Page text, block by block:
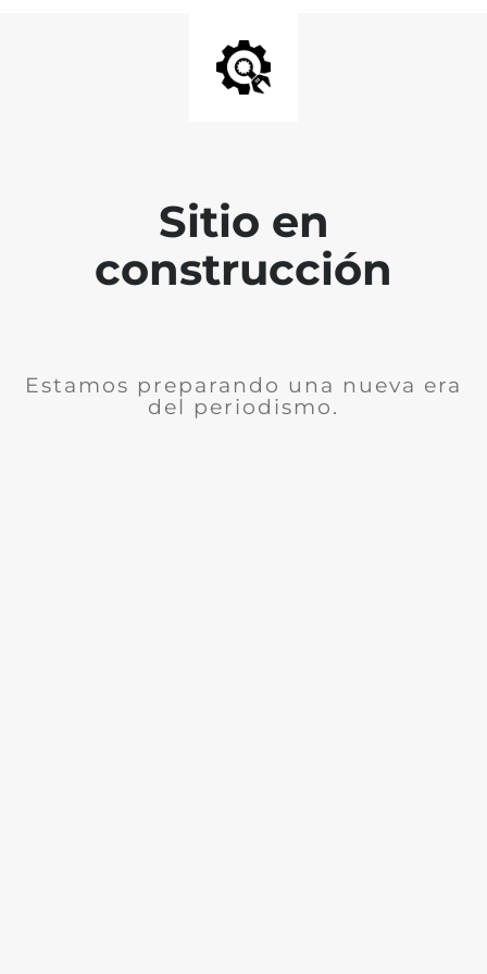
Sitio en
construcción
Estamos preparando una nueva era
del periodismo.